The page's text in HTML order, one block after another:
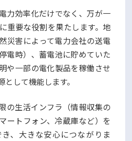
力効率化だけでなく、万が一
重要な役割を果たします。地
災害によって電力会社の送電
電時）、蓄電池に貯めていた
や一部の電化製品を稼働させ
して機能します。
の生活インフラ（情報収集の
ートフォン、冷蔵庫など）を
、大きな安心につながりま